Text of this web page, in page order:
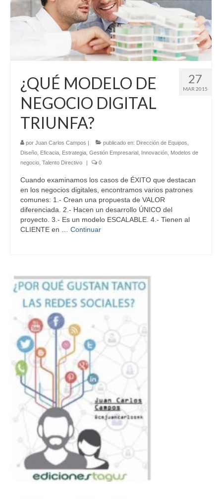
27
MAR 2015
¿QUÉ MODELO DE
NEGOCIO DIGITAL
TRIUNFA?
por Juan Carlos Campos | publicado en: Dirección de Equipos
Diseño Eficacia Estrategia Gestión Empresarial Innovación Modelos de
negocio Talento Directivo | 0
Cuando examinamos los casos de ÉXITO que destacan
en los negocios digitales, encontramos varios patrones
comunes: 1.- Crean una propuesta de VALOR
diferenciada. 2.- Hacen un desarrollo ÚNICO del
proyecto. 3.- Es un modelo ESCALABLE. 4.- Tienen al
CLIENTE en … Continuar